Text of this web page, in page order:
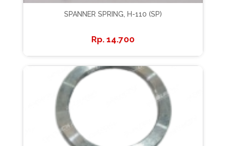
SPANNER SPRING, H-110 (SP)
14.700